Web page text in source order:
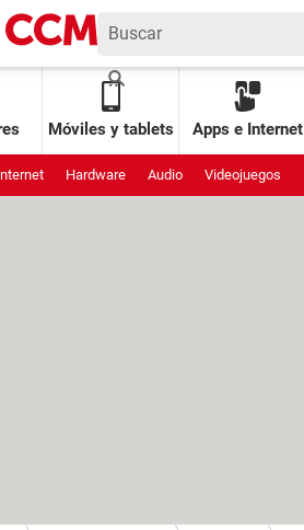
Móviles y tablets Apps e Internet
Hardware Audio Videojuegos